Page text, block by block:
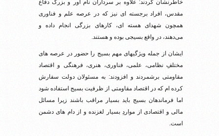
خاطرنشان کردند: علاوه بر سرداران نام آور و بزرگ دفاع
مقدس، افراد برجسته ای نیز که در عرصه علم و فناوری
همچون شهدای هسته ای، کارهای بزرگی انجام داده و
می‌دهند، در واقع بسیجی بوده و هستند.
ایشان از جمله ویژگیهای مهم بسیج را حضور در عرصه های
مختلفِ نظامی، علمی، فناوری، هنری، فرهنگی و اقتصاد
مقاومتی برشمردند و افزودند: به مسئولان دولت سفارش
کرده ام که در اقتصاد مقاومتی از ظرفیت بسیج استفاده شود
اما فرماندهان بسیج باید بسیار مراقب باشند زیرا مسائل
مالی و اقتصادی از مواردِ بسیار لغزنده و از دام های دشمن
است.